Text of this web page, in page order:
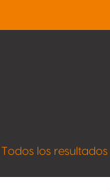
Todos los resultados